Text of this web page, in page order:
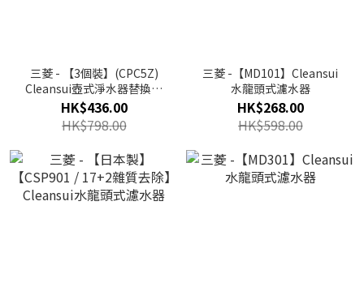
三菱 - 【3個裝】(CPC5Z)
Cleansui壺式淨水器替換濾
水芯
HK$436.00
HK$798.00
三菱 -【MD101】Cleansui
水龍頭式濾水器
HK$268.00
HK$598.00